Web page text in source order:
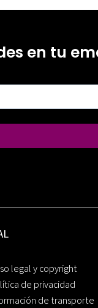
en tu
legal y copyright
de privacidad
de transporte